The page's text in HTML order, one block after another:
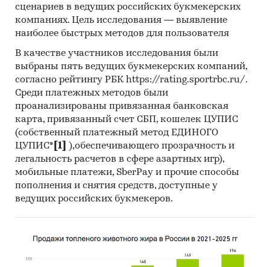
сценариев в ведущих российских букмекерских
компаниях. Цель исследования — выявление
наиболее быстрых методов для пользователя
В качестве участников исследования были
выбраны пять ведущих букмекерских компаний,
согласно рейтингу РБК https://rating.sportrbc.ru/.
Среди платежных методов были
проанализированы привязанная банковская
карта, привязанный счет СБП, кошелек ЦУПИС
(собственный платежный метод ЕДИНОГО
ЦУПИС* [1]
),обеспечивающего прозрачность и
легальность расчетов в сфере азартных игр),
мобильные платежи, SberPay и прочие способы
пополнения и снятия средств, доступные у
ведущих российских букмекеров.